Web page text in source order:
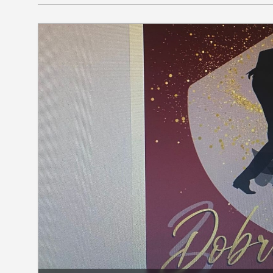
SEKCIJE
društvo
kultura
sport
fudbal
košarka
rukomet
e-sport
ostali